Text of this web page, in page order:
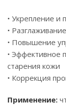
• Укрепление и
•
• Повышение
• Эффективное
старения кожи
• Коррекция
Применение: